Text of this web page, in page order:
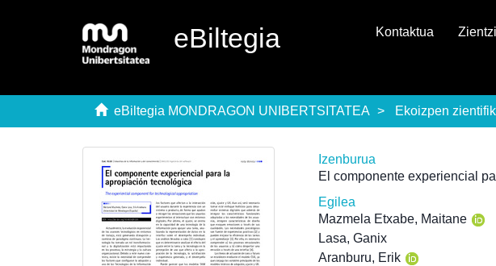
eBiltegia Kontaktua
eBiltegia MONDRAGON UNIBERTSITATEA Ekoizpen
Izenburua
El componente experiencial
Egilea
Mazmela Etxabe, Maitane
Lasa, Ganix
Aranburu, Erik